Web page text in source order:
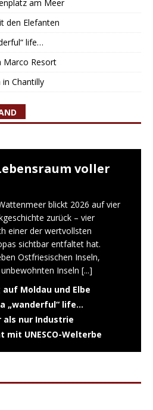
am Meer
den Elefanten
life…
Marco Resort
Chantilly
voller
blickt 2026 auf vier
zurück – vier
einer der wertvollsten
sichtbar entfaltet hat.
Ostfriesischen Inseln,
Inseln [...]
Moldau und Elbe
„wanderful“ life…
als nur Industrie
mit UNESCO-Welterbe